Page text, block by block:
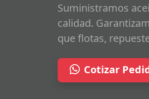
Suministramos
calidad.
que flotas,
Cotizar